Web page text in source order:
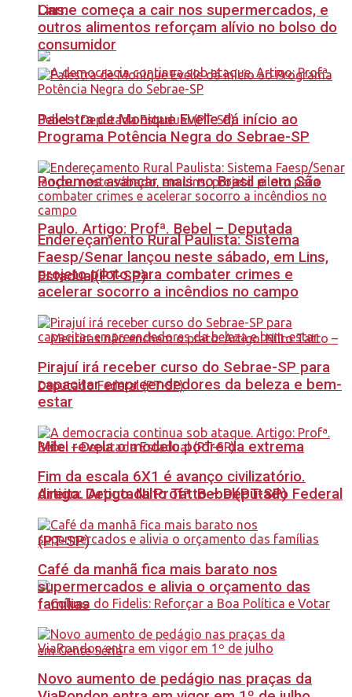
Lins.
Podemos avançar mais no Brasil e em São
Paulo. Artigo: Profª. Bebel – Deputada
Estadual(PT-SP)
Milei revela o modelo podre da extrema
direita. Artigo: Nilto Tatto – Deputado Federal
(PT-SP)
Carne começa a cair nos supermercados, e
outros alimentos reforçam alívio no bolso do
consumidor
Palestra de Monique Evelle dá início ao
Programa Potência Negra do Sebrae-SP
Endereçamento Rural Paulista: Sistema
Faesp/Senar lançou neste sábado, em Lins,
projeto piloto para combater crimes e
acelerar socorro a incêndios no campo
Pirajuí irá receber curso do Sebrae-SP para
capacitar empreendedores da beleza e bem-
estar
Fim da escala 6X1 é avanço civilizatório.
Artigo: Deputada Profª. Bebel(PT-SP)
Café da manhã fica mais barato nos
supermercados e alivia o orçamento das
famílias
Novo aumento de pedágio nas praças da